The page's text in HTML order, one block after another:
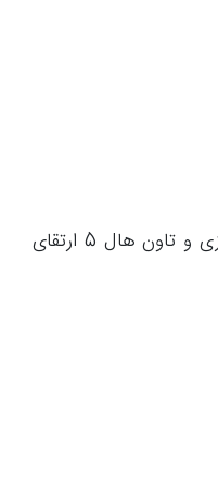
به نظر ما در مراحل ابتدایی بازی و تاون هال 5 ارتقای